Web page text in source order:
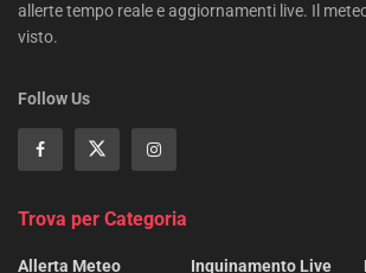
allerte tempo reale e aggiornamenti live. Il
visto.
Follow Us
Trova per Categoria
Allerta Meteo
Inquinamento Live